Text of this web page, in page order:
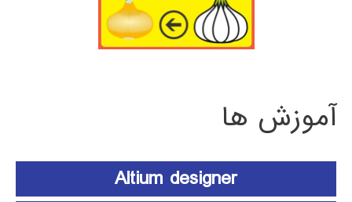
آموزش ها
Altium designer